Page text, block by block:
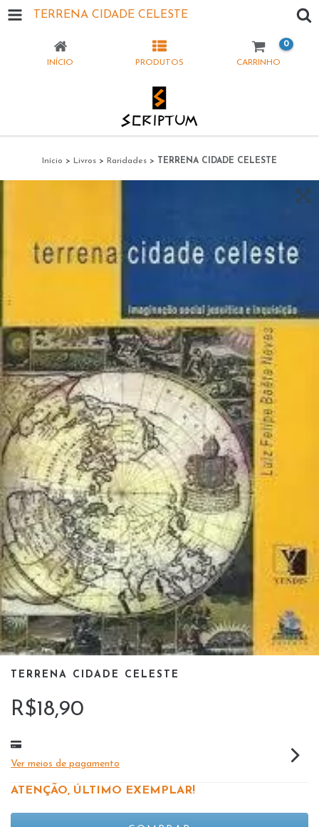
TERRENA CIDADE CELESTE
INÍCIO PRODUTOS CARRINHO
0
Início > Livros > Raridades > TERRENA CIDADE CELESTE
TERRENA CIDADE CELESTE
R$18,90
Ver meios de pagamento
ATENÇÃO, ÚLTIMO EXEMPLAR!